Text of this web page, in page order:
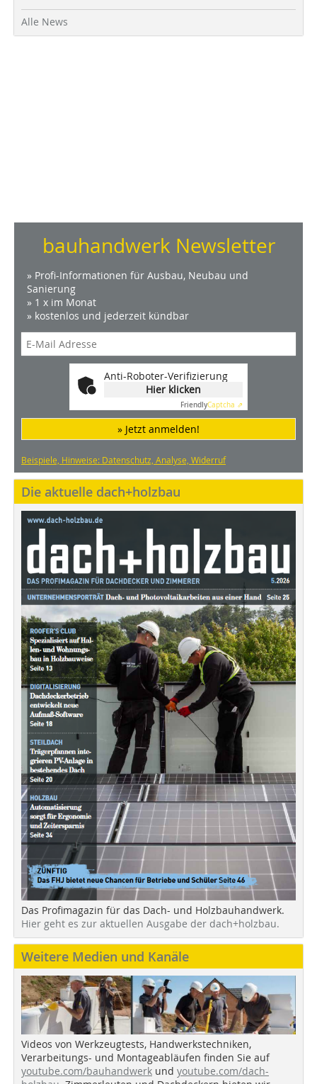
Alle News
bauhandwerk Newsletter
» Profi-Informationen für Ausbau, Neubau und
Sanierung
» 1 x im Monat
» kostenlos und jederzeit kündbar
Anti-Roboter-Verifizierung
Hier klicken
FriendlyCaptcha ⇗
» Jetzt anmelden!
Beispiele, Hinweise: Datenschutz, Analyse, Widerruf
Die aktuelle dach+holzbau
Das Profimagazin für das Dach- und Holzbauhandwerk.
Hier geht es zur aktuellen Ausgabe der dach+holzbau.
Weitere Medien und Kanäle
Videos von Werkzeugtests, Handwerkstechniken,
Verarbeitungs- und Montageabläufen finden Sie auf
youtube.com/bauhandwerk und youtube.com/dach-